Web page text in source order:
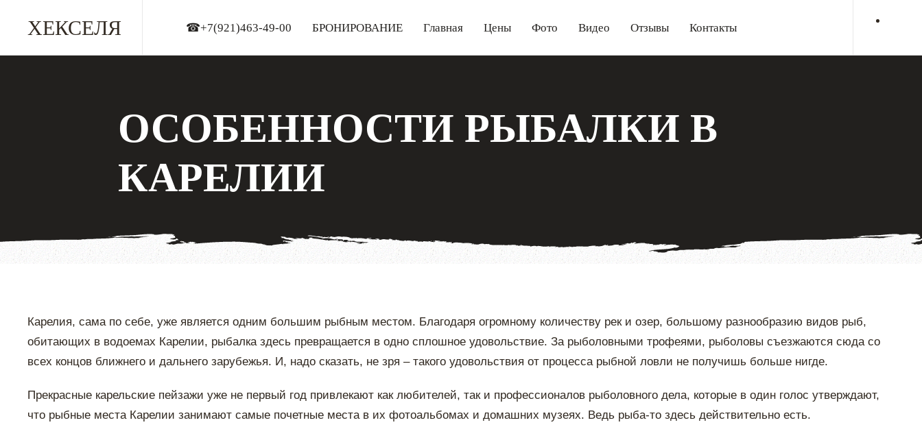
ХЕКСЕЛЯ ☎+7(921)463-49-00 БРОНИРОВАНИЕ Главная Цены Фото Видео Отзывы Контакты
ОСОБЕННОСТИ РЫБАЛКИ В
КАРЕЛИИ
Карелия, сама по себе, уже является одним большим рыбным местом. Благодаря огромному количеству рек и озер, большому разнообразию видов рыб,
обитающих в водоемах Карелии, рыбалка здесь превращается в одно сплошное удовольствие. За рыболовными трофеями, рыболовы съезжаются сюда со
всех концов ближнего и дальнего зарубежья. И, надо сказать, не зря – такого удовольствия от процесса рыбной ловли не получишь больше нигде.
Прекрасные карельские пейзажи уже не первый год привлекают как любителей, так и профессионалов рыболовного дела, которые в один голос утверждают,
что рыбные места Карелии занимают самые почетные места в их фотоальбомах и домашних музеях. Ведь рыба-то здесь действительно есть.